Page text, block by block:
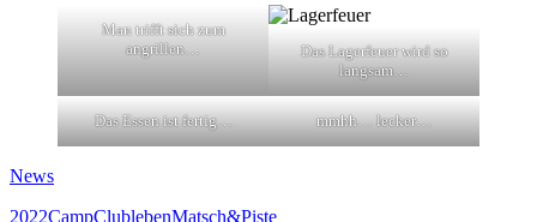
Man trifft sich zum
angrillen…
Das Lagerfeuer wird so
langsam…
Das Essen ist fertig… mmhh… lecker…
News
2022CampClublebenMatsch&Piste